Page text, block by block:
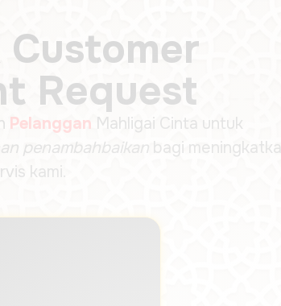
Request
Pelanggan Mahligai Cinta untuk
penambahbaikanbagi
kami.